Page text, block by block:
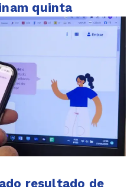
quinta
resultado de